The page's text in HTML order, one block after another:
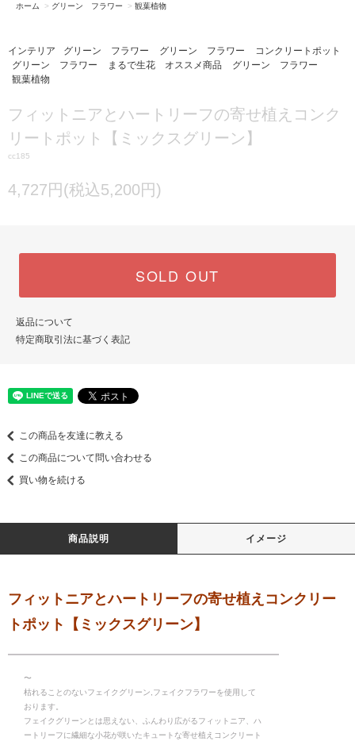
ホーム
> グリーン フラワー > 観葉植物
インテリア グリーン フラワー グリーン フラワー
コンクリートポット
グリーン フラワー
まるで生花 オススメ商品
グリーン フラワー
観葉植物
フィットニアとハートリーフの寄せ植えコンク
リートポット【ミックスグリーン】
cc185
4,727円(税込5,200円)
SOLD OUT
返品について
特定商取引法に基づく表記
この商品を友達に教える
この商品について問い合わせる
買い物を続ける
商品説明 イメージ
フィットニアとハートリーフの寄せ植えコンクリー
トポット【ミックスグリーン】
〜
枯れることのないフェイクグリーン,フェイクフラワーを使用して
おります。
フェイクグリーンとは思えない、ふんわり広がるフィットニア、ハ
ートリーフに繊細な小花が咲いたキュートな寄せ植えコンクリート